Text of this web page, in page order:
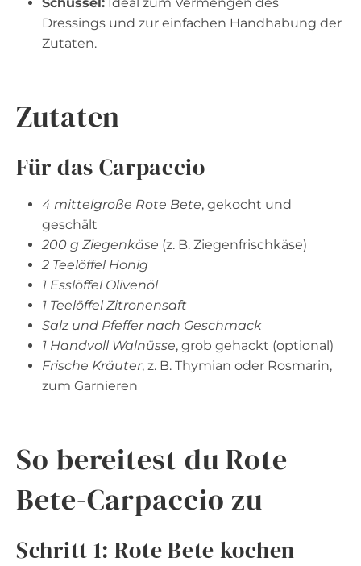
Dressings und zur einfachen Handhabung der
Zutaten.
Zutaten
Für das Carpaccio
4 mittelgroße Rote Bete, gekocht und
geschält
200 g Ziegenkäse (z. B. Ziegenfrischkäse)
2 Teelöffel Honig
1 Esslöffel Olivenöl
1 Teelöffel Zitronensaft
Salz und Pfeffer nach Geschmack
1 Handvoll Walnüsse, grob gehackt (optional)
Frische Kräuter, z. B. Thymian oder Rosmarin,
zum Garnieren
So bereitest du Rote
Bete-Carpaccio zu
Schritt 1: Rote Bete kochen